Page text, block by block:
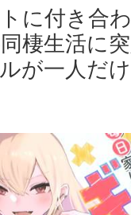
に付き合
棲生活に突
が一人だ